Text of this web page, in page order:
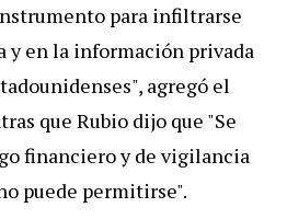
para infiltrarse
y en la información privada
agregó el
que Rubio dijo que "Se
financiero y de vigilancia
puede permitirse".